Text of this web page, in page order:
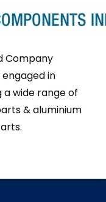
Company
in
wide range of
& aluminium